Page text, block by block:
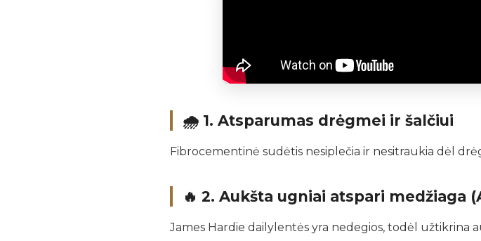
🌧️ 1. Atsparumas drėgmei ir šalčiui
Fibrocementinė sudėtis nesiplečia ir nesitraukia dėl
🔥 2. Aukšta ugniai atspari medžiaga
James Hardie dailylentės yra nedegios, todėl užtikrina